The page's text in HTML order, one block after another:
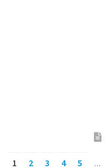
1 2 3 4 5 ...